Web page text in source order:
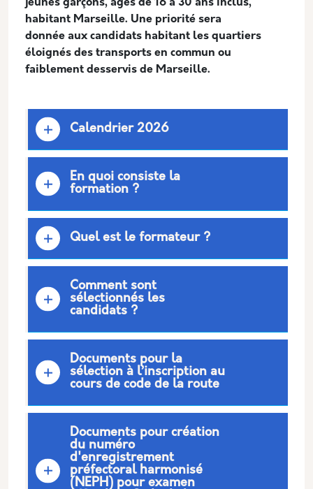
jeunes garçons, âgés de 16 à 30 ans inclus,
habitant Marseille. Une priorité sera
donnée aux candidats habitant les quartiers
éloignés des transports en commun ou
faiblement desservis de Marseille.
Calendrier 2026
En quoi consiste la
formation ?
Quel est le formateur ?
Comment sont
sélectionnés les
candidats ?
Documents pour la
sélection à l’inscription au
cours de code de la route
Documents pour création
du numéro
d'enregistrement
préfectoral harmonisé
(NEPH) pour examen